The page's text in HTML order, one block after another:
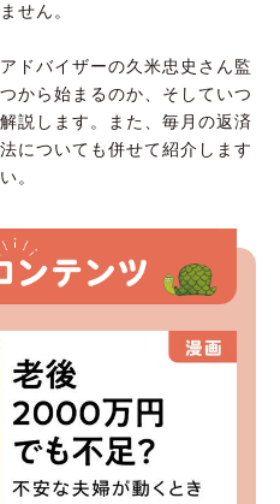
せん。
ドバイザーの久米忠史さん監
から始まるのか、そしていつ
説します。また、毎月の返済
についても併せて紹介します
。